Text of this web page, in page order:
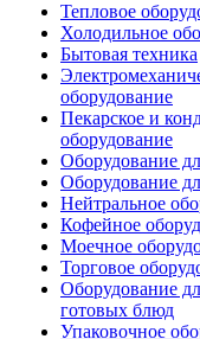
Тепловое
Холодильное
Бытовая техника
оборудование
Пекарское и
оборудование
Оборудование
Оборудование
Нейтральное
Кофейное
Моечное
Торговое
Оборудование
готовых блюд
Упаковочное